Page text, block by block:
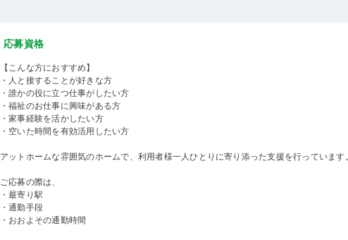
応募資格
【こんな方におすすめ】
・人と接することが好きな方
・誰かの役に立つ仕事がしたい方
・福祉のお仕事に興味がある方
・家事経験を活かしたい方
・空いた時間を有効活用したい方
アットホームな雰囲気のホームで、利用者様一人ひとりに寄り添った支援を行っています
ご応募の際は、
・最寄り駅
・通勤手段
・おおよその通勤時間